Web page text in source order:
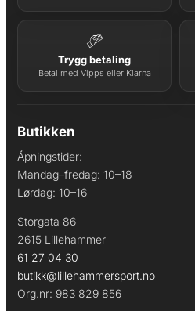
Trygg betaling
Betal med Vipps eller Klarna
Butikken
Åpningstider:
Mandag–fredag: 10–18
Lørdag: 10–16
Storgata 86
2615 Lillehammer
61 27 04 30
butikk@lillehammersport.no
Org.nr: 983 829 856